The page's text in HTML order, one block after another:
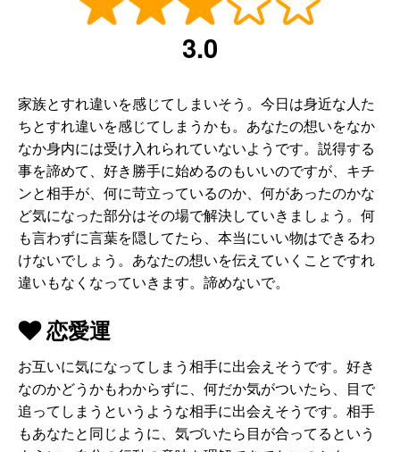
3.0
家族とすれ違いを感じてしまいそう。今日は身近な人た
ちとすれ違いを感じてしまうかも。あなたの想いをなか
なか身内には受け入れられていないようです。説得する
事を諦めて、好き勝手に始めるのもいいのですが、キチ
ンと相手が、何に苛立っているのか、何があったのかな
ど気になった部分はその場で解決していきましょう。何
も言わずに言葉を隠してたら、本当にいい物はできるわ
けないでしょう。あなたの想いを伝えていくことですれ
違いもなくなっていきます。諦めないで。
恋愛運
お互いに気になってしまう相手に出会えそうです。好き
なのかどうかもわからずに、何だか気がついたら、目で
追ってしまうというような相手に出会えそうです。相手
もあなたと同じように、気づいたら目が合ってるという